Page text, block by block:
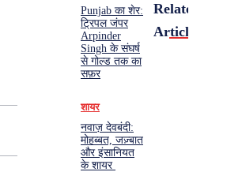
Punjab का शेर:
ट्रिपल जंपर
Arpinder
Singh के संघर्ष
से गोल्ड तक का
सफ़र
शायर
नवाज़ देवबंदी:
मोहब्बत, जज़्बात
और इंसानियत
के शायर
Related
Articles